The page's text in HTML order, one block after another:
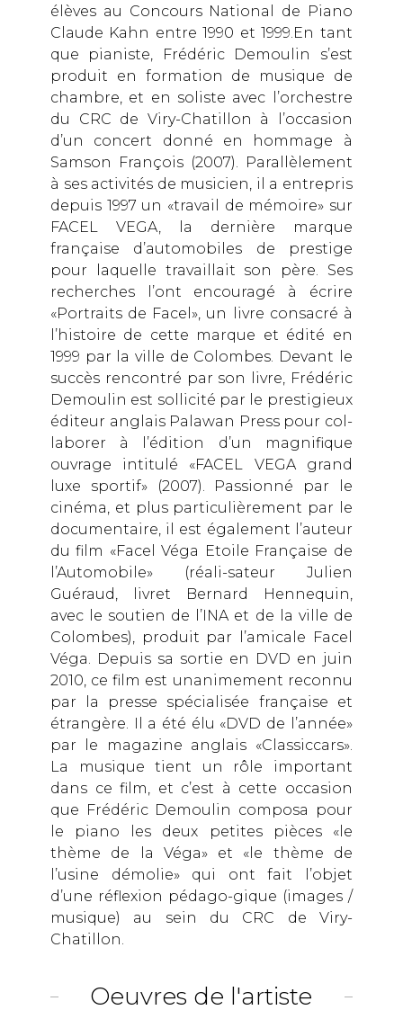
élèves au Concours National de Piano
Claude Kahn entre 1990 et 1999.En tant
que pianiste, Frédéric Demoulin s’est
produit en formation de musique de
chambre, et en soliste avec l’orchestre
du CRC de Viry-Chatillon à l’occasion
d’un concert donné en hommage à
Samson François (2007). Parallèlement
à ses activités de musicien, il a entrepris
depuis 1997 un «travail de mémoire» sur
FACEL VEGA, la dernière marque
française d’automobiles de prestige
pour laquelle travaillait son père. Ses
recherches l’ont encouragé à écrire
«Portraits de Facel», un livre consacré à
l’histoire de cette marque et édité en
1999 par la ville de Colombes. Devant le
succès rencontré par son livre, Frédéric
Demoulin est sollicité par le prestigieux
éditeur anglais Palawan Press pour col-
laborer à l’édition d’un magnifique
ouvrage intitulé «FACEL VEGA grand
luxe sportif» (2007). Passionné par le
cinéma, et plus particulièrement par le
documentaire, il est également l’auteur
du film «Facel Véga Etoile Française de
l’Automobile» (réali-sateur Julien
Guéraud, livret Bernard Hennequin,
avec le soutien de l’INA et de la ville de
Colombes), produit par l’amicale Facel
Véga. Depuis sa sortie en DVD en juin
2010, ce film est unanimement reconnu
par la presse spécialisée française et
étrangère. Il a été élu «DVD de l’année»
par le magazine anglais «Classiccars».
La musique tient un rôle important
dans ce film, et c’est à cette occasion
que Frédéric Demoulin composa pour
le piano les deux petites pièces «le
thème de la Véga» et «le thème de
l’usine démolie» qui ont fait l’objet
d’une réflexion pédago-gique (images /
musique) au sein du CRC de Viry-
Chatillon.
Oeuvres de l'artiste